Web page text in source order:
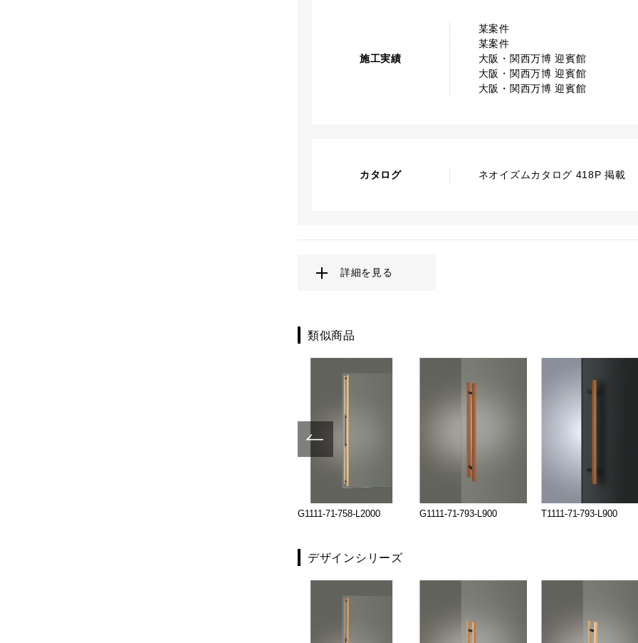
施工実績
某案件
某案件
大阪・関西万博 迎賓館
大阪・関西万博 迎賓館
大阪・関西万博 迎賓館
カタログ ネオイズムカタログ 418P 掲載
詳細を見る
類似商品
G1111-71-758-L2000 G1111-71-793-L900 T1111-71-793-L900
デザインシリーズ